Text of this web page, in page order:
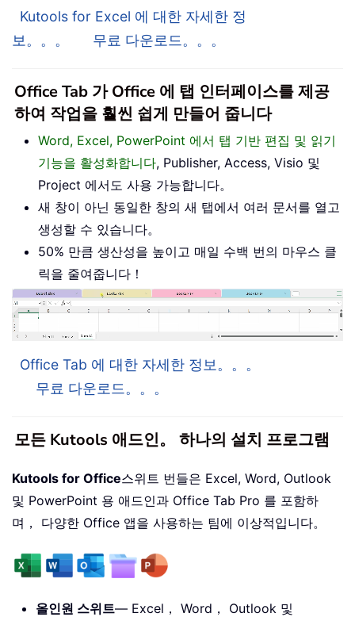
Kutools for Excel 에 대한 자세한 정
보。。。
무료 다운로드。。。
Office Tab 가 Office 에 탭 인터페이스를 제공
하여 작업을 훨씬 쉽게 만들어 줍니다
Word, Excel, PowerPoint 에서 탭 기반 편집 및 읽기
기능을 활성화합니다, Publisher, Access, Visio 및
Project 에서도 사용 가능합니다。
새 창이 아닌 동일한 창의 새 탭에서 여러 문서를 열고
생성할 수 있습니다。
50% 만큼 생산성을 높이고 매일 수백 번의 마우스 클
릭을 줄여줍니다！
Office Tab 에 대한 자세한 정보。。。
무료 다운로드。。。
모든 Kutools 애드인。 하나의 설치 프로그램
Kutools for Office스위트 번들은 Excel, Word, Outlook
및 PowerPoint 용 애드인과 Office Tab Pro 를 포함하
며， 다양한 Office 앱을 사용하는 팀에 이상적입니다。
올인원 스위트— Excel， Word， Outlook 및